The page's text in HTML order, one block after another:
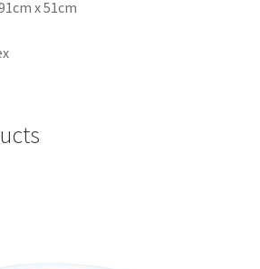
x 51cm